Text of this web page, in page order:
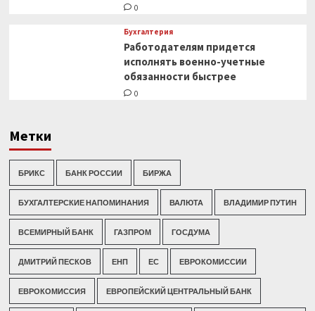
0
Бухгалтерия
Работодателям придется
исполнять военно-учетные
обязанности быстрее
0
Метки
БРИКС БАНК РОССИИ БИРЖА
БУХГАЛТЕРСКИЕ НАПОМИНАНИЯ ВАЛЮТА ВЛАДИМИР ПУТИН
ВСЕМИРНЫЙ БАНК ГАЗПРОМ ГОСДУМА
ДМИТРИЙ ПЕСКОВ ЕНП ЕС ЕВРОКОМИССИИ
ЕВРОКОМИССИЯ ЕВРОПЕЙСКИЙ ЦЕНТРАЛЬНЫЙ БАНК